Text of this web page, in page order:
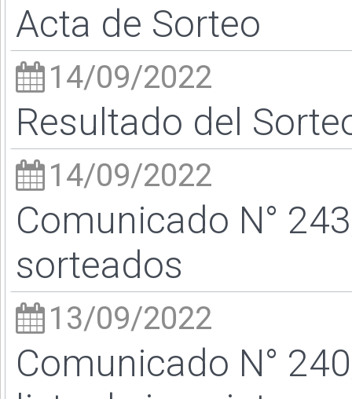
Acta de Sorteo
14/09/2022
Resultado del
14/09/2022
Comunicado N°
sorteados
13/09/2022
Comunicado N°